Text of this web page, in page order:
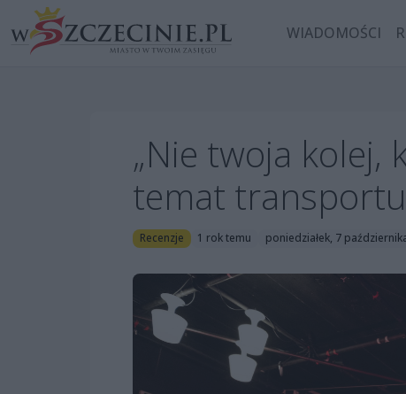
WIADOMOŚCI
„Nie twoja kolej,
temat
Recenzje 1 rok temu poniedziałek, 7